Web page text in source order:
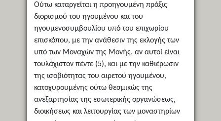
Ούτω καταργείται η προηγουμένη πράξις
διορισμού του ηγουμένου και του
ηγουμενοσυμβουλίου υπό του επιχωρίου
επισκόπου, με την ανάθεσιν της εκλογής των
υπό των Μοναχών της Μονής, αν αυτοί είναι
τουλάχιστον πέντε (5), και με την καθιέρωσιν
της ισοβιότητας του αιρετού ηγουμένου,
κατοχυρουμένης ούτω θεσμικώς της
ανεξαρτησίας της εσωτερικής οργανώσεως,
διοικήσεως και λειτουργίας των μοναστηρίων